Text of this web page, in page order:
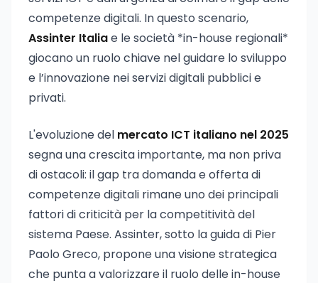
competenze digitali. In questo scenario,
Assinter Italiae le società *in-house regionali*
giocano un ruolo chiave nel guidare lo sviluppo
e l’innovazione nei servizi digitali pubblici e
privati.
L'evoluzione del mercato ICT italiano nel 2025
segna una crescita importante, ma non priva
di ostacoli: il gap tra domanda e offerta di
competenze digitali rimane uno dei principali
fattori di criticità per la competitività del
sistema Paese. Assinter, sotto la guida di Pier
Paolo Greco, propone una visione strategica
che punta a valorizzare il ruolo delle in-house